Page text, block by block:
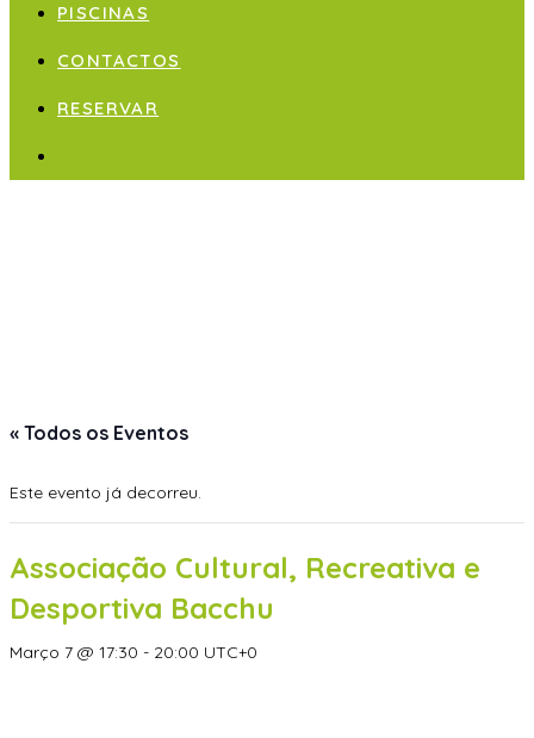
PISCINAS
CONTACTOS
RESERVAR
« Todos os Eventos
Este evento já decorreu.
Associação Cultural, Recreativa e
Desportiva Bacchu
Março 7 @ 17:30 - 20:00 UTC+0